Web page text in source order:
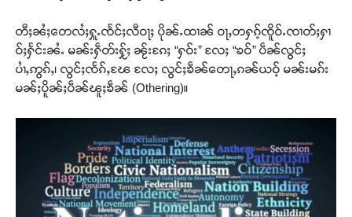
တီႈၼႆႈတေလႆႈႁူႉၸႅင်ႈလီဝႃႈ ပိုၼ်ႉထၢၼ် ဝႃႇတႁၵ့်ၸိူဝ်ႉၸၢတ်ႈႁၢ
ဝ်ႈႁႅင်းၼႆႉ မၼ်းႁဵတ်းႁႂ်ႈ ၼႂ်းၵႄႈ “ႁဝ်း” လႄႈ “ၶဝ်” ပဵၼ်လွင်ႈ
ပၢႆႇဢွၵ်ႇ၊ လွင်ႈၸႅၵ်ႇၽႄ လႄႈ လွင်ႈၶဵၼ်တေႃႇၵၼ်ယဝ့် မၼ်းမၵ်း
မၼ်ႈပိူၼ်ႈပဵၼ်ၽူႈၶဵၼ် (Othering)။